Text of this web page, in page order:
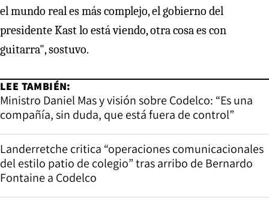
el mundo real es más complejo, el gobierno del
presidente Kast lo está viendo, otra cosa es con
guitarra", sostuvo.
LEE TAMBIÉN:
Ministro Daniel Mas y visión sobre Codelco: “Es una
compañía, sin duda, que está fuera de control”
Landerretche critica “operaciones comunicacionales
del estilo patio de colegio” tras arribo de Bernardo
Fontaine a Codelco